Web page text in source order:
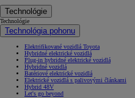
Technológie
Technológie
Technológia pohonu
Elektrifikované vozidlá Toyota
Hybridné elektrické vozidlá
Plug-in hybridné elektrické vozidlá
Hybridné vozidlá
Batériové elektrické vozidlá
Elektrické vozidlá s palivovými článkami
Hybrid 48V
Let's go beyond